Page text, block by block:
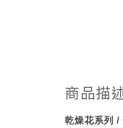
商品描
乾燥花系列 /